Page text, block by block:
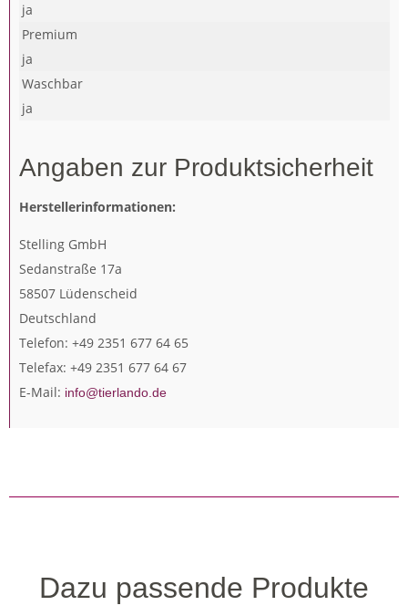
ja
Premium
ja
Waschbar
ja
Angaben zur Produktsicherheit
Herstellerinformationen:
Stelling GmbH
Sedanstraße 17a
58507 Lüdenscheid
Deutschland
Telefon: +49 2351 677 64 65
Telefax: +49 2351 677 64 67
E-Mail: info@tierlando.de
Dazu passende Produkte